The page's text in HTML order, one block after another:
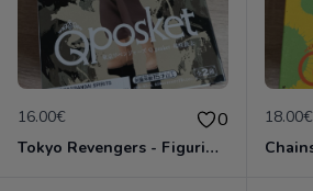
16.00€ 0
Tokyo Revengers - Figurine Tetta Kisaki - Banpresto Qposket Bandai Namco
18.00€